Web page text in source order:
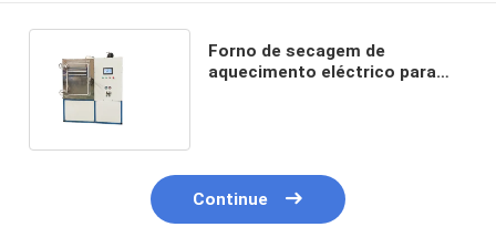
Forno de secagem de
aquecimento eléctrico para
Continue